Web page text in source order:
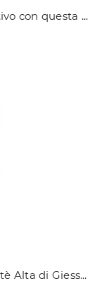
Arreda un living dinamico e operativo con questa madia Cannetè di Giessegi: scopri le più esclusive Madie in laccato opaco.
Clicca e scopri di più! Madia Cannetè Alta di Giessegi in laccato opaco: ti sta aspettando per completare le tue stanze moderne.